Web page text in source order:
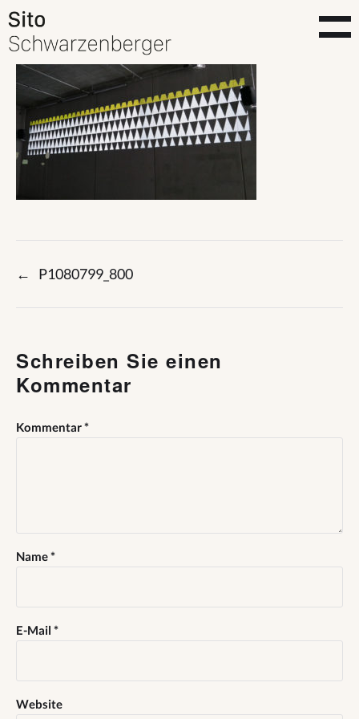
← P1080799_800
Schreiben Sie einen
Kommentar
Kommentar*
Name*
E-Mail *
Website